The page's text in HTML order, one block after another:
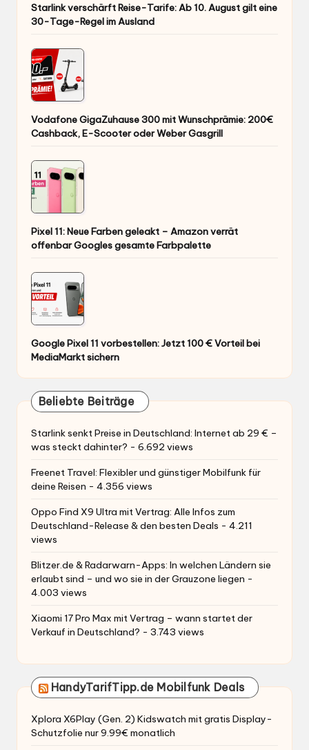
Starlink verschärft Reise-Tarife: Ab 10. August gilt eine
30-Tage-Regel im Ausland
Vodafone GigaZuhause 300 mit Wunschprämie: 200€
Cashback, E-Scooter oder Weber Gasgrill
Pixel 11: Neue Farben geleakt – Amazon verrät
offenbar Googles gesamte Farbpalette
Google Pixel 11 vorbestellen: Jetzt 100 € Vorteil bei
MediaMarkt sichern
Beliebte Beiträge
Starlink senkt Preise in Deutschland: Internet ab 29 € –
was steckt dahinter? - 6.692 views
Freenet Travel: Flexibler und günstiger Mobilfunk für
deine Reisen - 4.356 views
Oppo Find X9 Ultra mit Vertrag: Alle Infos zum
Deutschland-Release & den besten Deals - 4.211
views
Blitzer.de & Radarwarn-Apps: In welchen Ländern sie
erlaubt sind – und wo sie in der Grauzone liegen -
4.003 views
Xiaomi 17 Pro Max mit Vertrag – wann startet der
Verkauf in Deutschland? - 3.743 views
HandyTarifTipp.de Mobilfunk Deals
Xplora X6Play (Gen. 2) Kidswatch mit gratis Display-
Schutzfolie nur 9.99€ monatlich